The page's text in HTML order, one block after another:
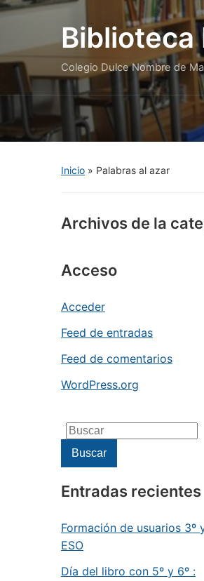
Biblioteca
Colegio Dulce Nombre de
Inicio » Palabras al azar
Archivos de la
Acceso
Acceder
Feed de entradas
Feed de comentarios
WordPress.org
Buscar:
Buscar
Entradas recientes
Formación de usuarios 3º
ESO
Día del libro con 5º y 6º :